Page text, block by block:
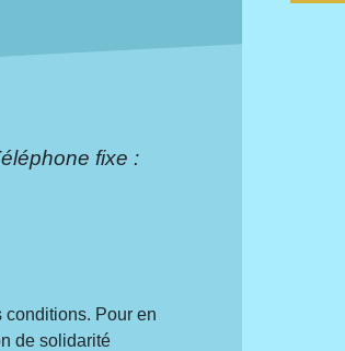
fixe :
conditions. Pour en
de solidarité